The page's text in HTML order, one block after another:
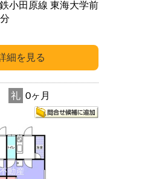
小田原線 東海大学前
3分
礼 0ヶ月